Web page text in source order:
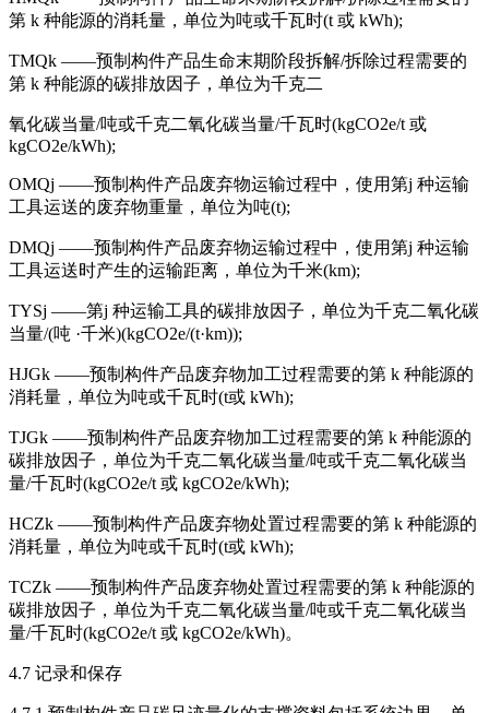
第 k 种能源的消耗量，单位为吨或千瓦时(t 或 kWh);
TMQk ——预制构件产品生命末期阶段拆解/拆除过程需要的
第 k 种能源的碳排放因子，单位为千克二
氧化碳当量/吨或千克二氧化碳当量/千瓦时(kgCO2e/t 或
kgCO2e/kWh);
OMQj ——预制构件产品废弃物运输过程中，使用第j 种运输
工具运送的废弃物重量，单位为吨(t);
DMQj ——预制构件产品废弃物运输过程中，使用第j 种运输
工具运送时产生的运输距离，单位为千米(km);
TYSj ——第j 种运输工具的碳排放因子，单位为千克二氧化碳
当量/(吨 ·千米)(kgCO2e/(t·km));
HJGk ——预制构件产品废弃物加工过程需要的第 k 种能源的
消耗量，单位为吨或千瓦时(t或 kWh);
TJGk ——预制构件产品废弃物加工过程需要的第 k 种能源的
碳排放因子，单位为千克二氧化碳当量/吨或千克二氧化碳当
量/千瓦时(kgCO2e/t 或 kgCO2e/kWh);
HCZk ——预制构件产品废弃物处置过程需要的第 k 种能源的
消耗量，单位为吨或千瓦时(t或 kWh);
TCZk ——预制构件产品废弃物处置过程需要的第 k 种能源的
碳排放因子，单位为千克二氧化碳当量/吨或千克二氧化碳当
量/千瓦时(kgCO2e/t 或 kgCO2e/kWh)。
4.7 记录和保存